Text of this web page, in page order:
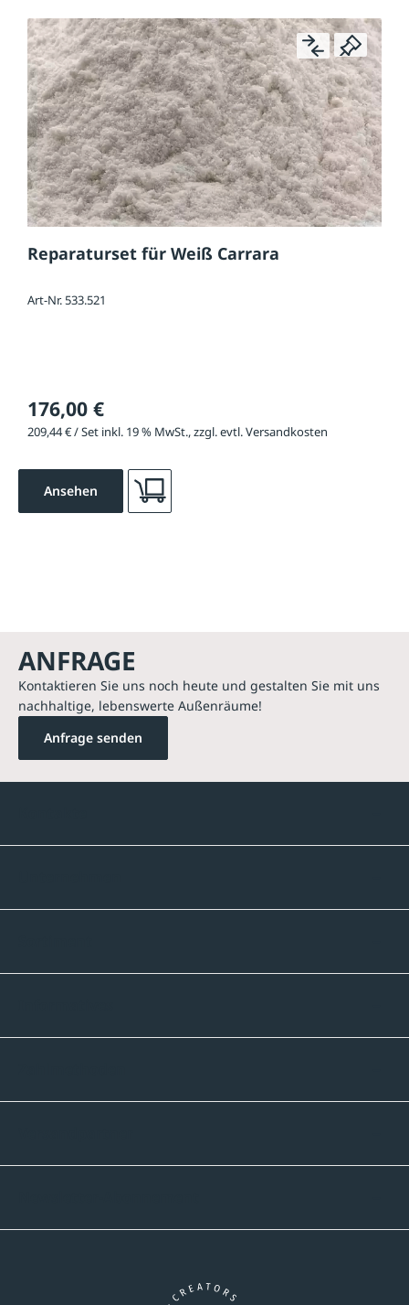
Reparaturset für Weiß Carrara
Art-Nr. 533.521
176,00 €
209,44 € / Set inkl. 19 % MwSt., zzgl. evtl. Versandkosten
Ansehen
ANFRAGE
Kontaktieren Sie uns noch heute und gestalten Sie mit uns
nachhaltige, lebenswerte Außenräume!
Anfrage senden